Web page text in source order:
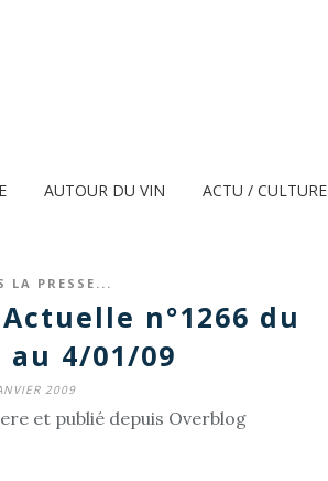
AUTOUR DU VIN ACTU / CULTURE
LA PRESSE...
n°1266 du
au 4/01/09
2009
et publié depuis Overblog